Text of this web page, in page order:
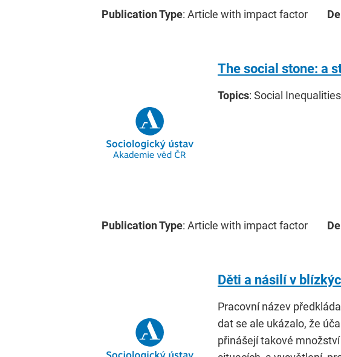
Publication Type: Article with impact factor
The social stone: a
Topics: Social Inequalities
Publication Type: Article with impact factor
Děti a násilí v
Pracovní název
dat se ale ukázalo, že
přinášejí takové